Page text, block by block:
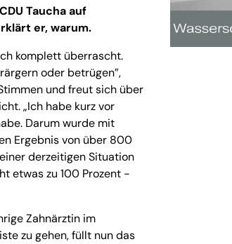
Taucha auf
er, warum.
komplett überrascht.
oder betrügen”,
und freut sich über
„Ich habe kurz vor
Darum wurde mit
Ergebnis von über 800
derzeitigen Situation
etwas zu 100 Prozent -
Zahnärztin im
zu gehen, füllt nun das